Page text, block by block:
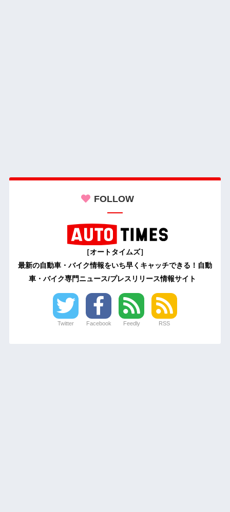
FOLLOW
［オートタイムズ］
最新の自動車・バイク情報をいち早くキャッチできる！自動
車・バイク専門ニュース/プレスリリース情報サイト
Twitter Facebook Feedly RSS